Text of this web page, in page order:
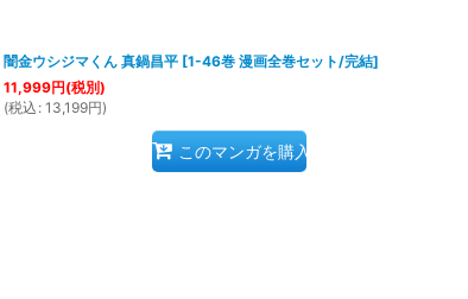
闇金ウシジマくん 真鍋昌平 [1-46巻 漫画全巻セット/完結]
11,999円(税別)
(税込 : 13,199円)
このマンガを購入